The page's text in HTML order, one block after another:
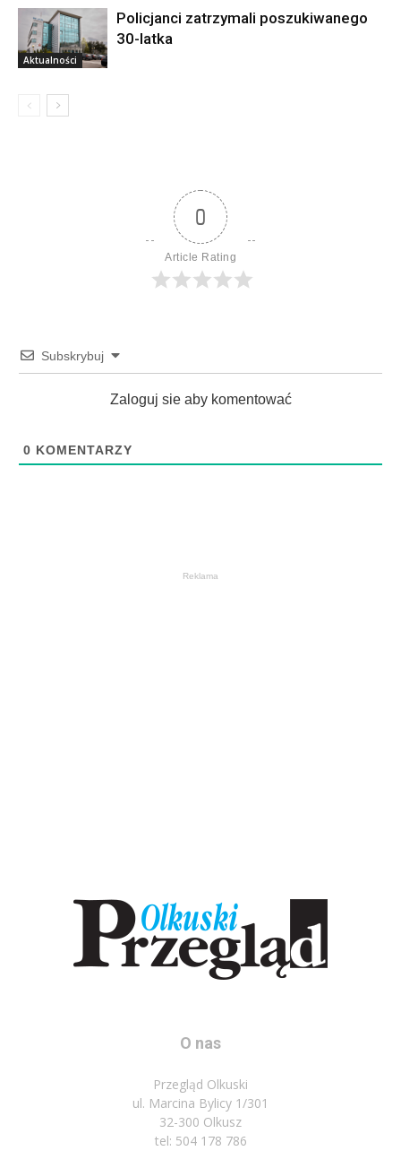
Aktualności
Policjanci zatrzymali poszukiwanego
30-latka
0
Article Rating
Subskrybuj
Zaloguj sie aby komentować
0 KOMENTARZY
Reklama
O nas
Przegląd Olkuski
ul. Marcina Bylicy 1/301
32-300 Olkusz
tel: 504 178 786